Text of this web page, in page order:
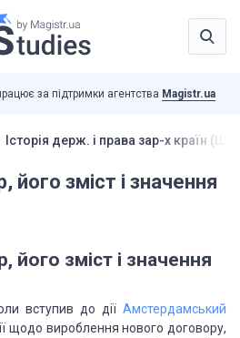
за підтримки агентства Magistr.ua
Історія держ. і права зар-х країн
його зміст і значення
його зміст і значення
вступив до дії Амстердамський
щодо вироблення нового договору,